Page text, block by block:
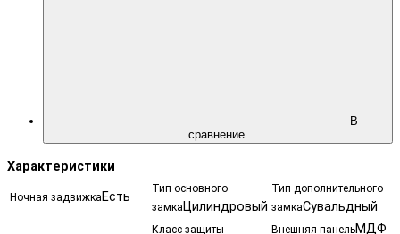
В
сравнение
Характеристики
Ночная задвижка Есть
Тип основного
замка Цилиндровый
Тип дополнительного
замкаСувальдный
Класс защиты
Внешняя панельМДФ